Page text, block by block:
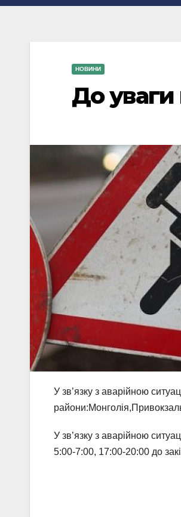
НОВИНИ
До уваги
У зв’язку з аварійною
У зв’язку з аварійною
5:00-7:00, 17:00-20:00 до